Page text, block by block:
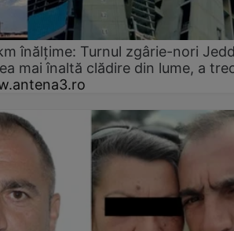
înălțime: Turnul zgârie-nori
mai înaltă clădire din lume, a